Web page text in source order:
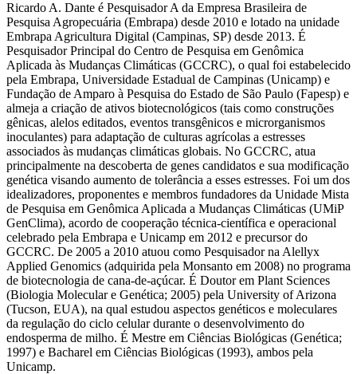
Ricardo A. Dante é Pesquisador A da Empresa Brasileira de
Pesquisa Agropecuária (Embrapa) desde 2010 e lotado na unidade
Embrapa Agricultura Digital (Campinas, SP) desde 2013. É
Pesquisador Principal do Centro de Pesquisa em Genômica
Aplicada às Mudanças Climáticas (GCCRC), o qual foi estabelecido
pela Embrapa, Universidade Estadual de Campinas (Unicamp) e
Fundação de Amparo à Pesquisa do Estado de São Paulo (Fapesp) e
almeja a criação de ativos biotecnológicos (tais como construções
gênicas, alelos editados, eventos transgênicos e microrganismos
inoculantes) para adaptação de culturas agrícolas a estresses
associados às mudanças climáticas globais. No GCCRC, atua
principalmente na descoberta de genes candidatos e sua modificação
genética visando aumento de tolerância a esses estresses. Foi um dos
idealizadores, proponentes e membros fundadores da Unidade Mista
de Pesquisa em Genômica Aplicada a Mudanças Climáticas (UMiP
GenClima), acordo de cooperação técnica-científica e operacional
celebrado pela Embrapa e Unicamp em 2012 e precursor do
GCCRC. De 2005 a 2010 atuou como Pesquisador na Alellyx
Applied Genomics (adquirida pela Monsanto em 2008) no programa
de biotecnologia de cana-de-açúcar. É Doutor em Plant Sciences
(Biologia Molecular e Genética; 2005) pela University of Arizona
(Tucson, EUA), na qual estudou aspectos genéticos e moleculares
da regulação do ciclo celular durante o desenvolvimento do
endosperma de milho. É Mestre em Ciências Biológicas (Genética;
1997) e Bacharel em Ciências Biológicas (1993), ambos pela
Unicamp.